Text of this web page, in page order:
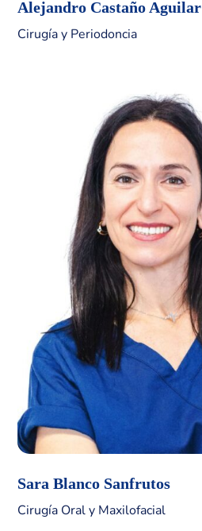
Alejandro Castaño Aguilar
Cirugía y Periodoncia
Sara Blanco Sanfrutos
Cirugía Oral y Maxilofacial